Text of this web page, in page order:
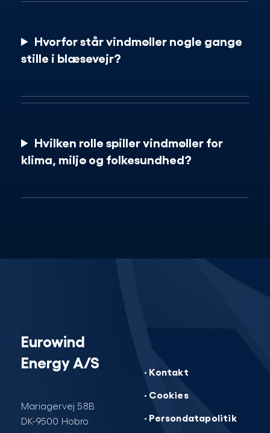
Hvorfor står vindmøller nogle gange
stille i blæsevejr?
Hvilken rolle spiller vindmøller for
klima, miljø og folkesundhed?
Eurowind
Energy A/S
Mariagervej 58B
DK-9500 Hobro
· Kontakt
· Cookies
· Persondatapolitik